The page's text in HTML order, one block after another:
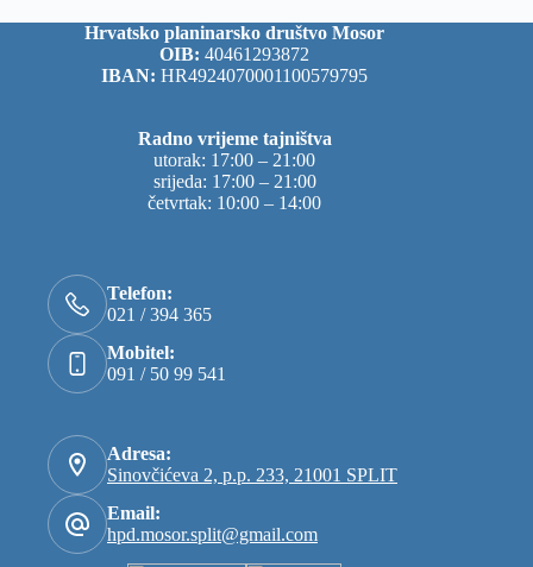
Hrvatsko planinarsko društvo Mosor
OIB: 40461293872
IBAN: HR4924070001100579795
Radno vrijeme tajništva
utorak: 17:00 – 21:00
srijeda: 17:00 – 21:00
četvrtak: 10:00 – 14:00
Telefon:
021 / 394 365
Mobitel:
091 / 50 99 541
Adresa:
Sinovčićeva 2, p.p. 233, 21001 SPLIT
Email:
hpd.mosor.split@gmail.com